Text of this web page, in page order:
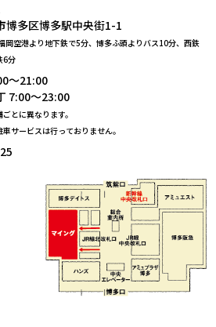
博多区博多駅中央街1-1
岡空港より地下鉄で5分、博多ふ頭よりバス10分、 西鉄
6分
～21:00
7:00～23:00
とに異なります。
サービスは行っておりません。